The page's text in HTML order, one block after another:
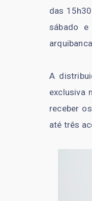
das
sábado
A
exclusiva
receber
até três